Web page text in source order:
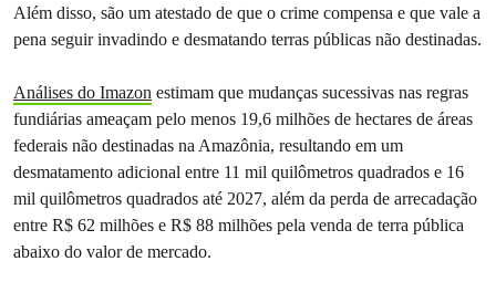
Além disso, são um atestado de que o crime compensa e que vale a
pena seguir invadindo e desmatando terras públicas não destinadas.
Análises do Imazon estimam que mudanças sucessivas nas regras
fundiárias ameaçam pelo menos 19,6 milhões de hectares de áreas
federais não destinadas na Amazônia, resultando em um
desmatamento adicional entre 11 mil quilômetros quadrados e 16
mil quilômetros quadrados até 2027, além da perda de arrecadação
entre R$ 62 milhões e R$ 88 milhões pela venda de terra pública
abaixo do valor de mercado.